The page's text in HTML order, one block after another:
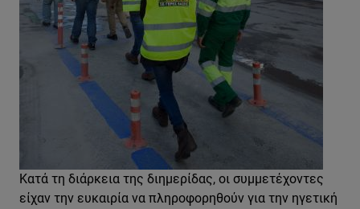
Κατά τη διάρκεια της διημερίδας, οι συμμετέχοντες
είχαν την ευκαιρία να πληροφορηθούν για την ηγετική